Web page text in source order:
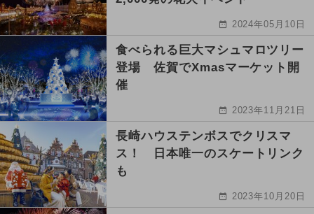
2024年05月10日
食べられる巨大マシュマロツリー
登場 佐賀でXmasマーケット開
催
2023年11月21日
長崎ハウステンボスでクリスマ
ス！ 日本唯一のスケートリンク
も
2023年10月20日